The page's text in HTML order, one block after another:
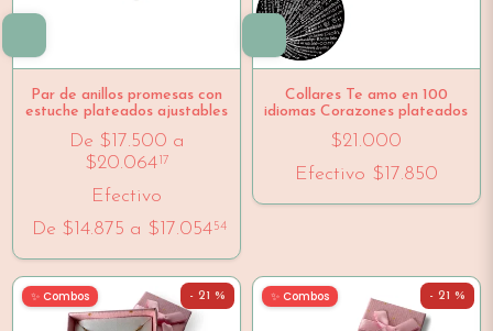
Par de anillos promesas con
estuche plateados ajustables
De $17.500 a
$20.064 17
Efectivo
De $14.875 a $17.05454
Collares Te amo en 100
idiomas Corazones plateados
$21.000
Efectivo $17.850
- 21 %
✨ Combos - 21 %
✨ Combos